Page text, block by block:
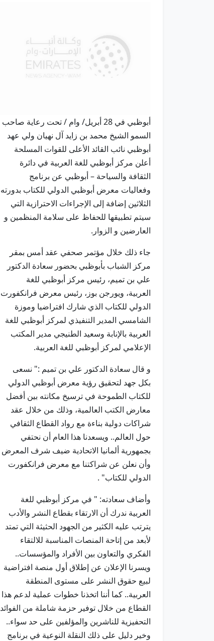
أبوظبي في 28 أبريل/ وام / تحت رعاية صاحب
السمو الشيخ محمد بن زايد آل نهيان ولي عهد
أبوظبي نائب القائد الأعلى للقوات المسلحة
أعلن مركز أبوظبي للغة العربية في دائرة
الثقافة والسياحة – أبوظبي عن برنامج
وفعاليات معرض أبوظبي الدولي للكتاب بدورته
الثلاثين إضافة إلى الإجراءات الاحترازية التي
سيتم تطبيقها للحفاظ على سلامة المنظمين و
العارضين و الزوار.
جاء ذلك خلال مؤتمر صحفي عقد أمس بمقر
مركز الشباب بأبوظبي بحضور سعادة الدكتور
علي بن تميم، رئيس مركز أبوظبي للغة
العربية، ويورجن بوز، رئيس معرض فرانكفورت
الدولي للكتاب الذي شارك افتراضيا وموزة
الشامسي المدير التنفيذي لمركز أبوظبي للغة
العربية بالإنابة وسعيد الطنيجي مدير المكتب
الإعلامي لمركز أبوظبي للغة العربية.
و قال سعادة الدكتور علي بن تميم :" نسعى
بكل جهد لتحقيق رؤية معرض أبوظبي الدولي
للكتاب الطموحة في ترسيخ مكانته بين أفضل
معارض الكتب العالمية، وذلك من خلال عقد
شراكات دولية بناءة مع رواد القطاع الثقافي
حول العالم.. ويسعدنا هذا العام أن نحتفي
بجمهورية ألمانيا الاتحادية ضيف شرف المعرض
وأن نعلن عن شراكتنا مع معرض فرانكفورت
الدولي للكتاب" .
وأضاف سعادته: " في مركز أبوظبي للغة
العربية ندرك أن الارتقاء بقطاع النشر والأدب
يترتب عليه الكثير من الجهود الحثيثة التي تمتد
لأبعد من إتاحة المنصات المناسبة للالتقاء
الفكري والتعاون بين الأفراد والمؤسسات..
ويسرنا الإعلان عن إطلاق أول منصة افتراضية
لبيع حقوق النشر على مستوى المنطقة
العربية.. كما أننا اتخذنا خطوات عملية لدعم هذا
القطاع من خلال توفير حزمة شاملة من الفوائد
التحفيزية للناشرين والمؤلفين على حد سواء..
وخير دليل على ذلك النقلة النوعية في برنامج